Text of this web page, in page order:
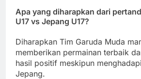
Apa yang diharapkan dari
U17 vs Jepang U17?
Diharapkan Tim Garuda Muda
memberikan permainan terbaik
hasil positif meskipun
Jepang.